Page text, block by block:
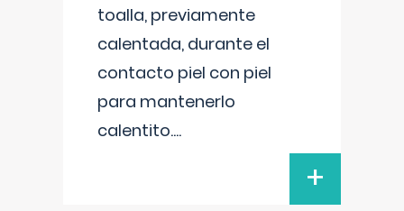
toalla, previamente
calentada, durante el
contacto piel con piel
para mantenerlo
calentito....
+